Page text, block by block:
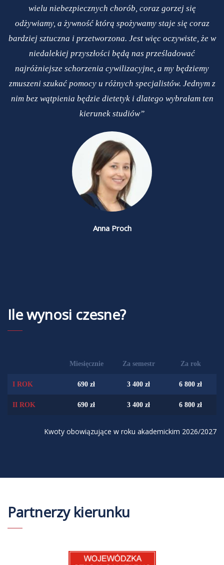
wielu niebezpiecznych chorób, coraz gorzej się
odżywiamy, a żywność którą spożywamy staje się coraz
bardziej sztuczna i przetworzona. Jest więc oczywiste, że w
niedalekiej przyszłości będą nas prześladować
najróżniejsze schorzenia cywilizacyjne, a my będziemy
zmuszeni szukać pomocy u różnych specjalistów. Jednym z
nim bez wątpienia będzie dietetyk i dlatego wybrałam ten
kierunek studiów”
Anna Proch
Ile wynosi czesne?
Miesięcznie Za semestr Za rok
I ROK 690 zł 3 400 zł 6 800 zł
II ROK 690 zł 3 400 zł 6 800 zł
Kwoty obowiązujące w roku akademickim 2026/2027
Partnerzy kierunku